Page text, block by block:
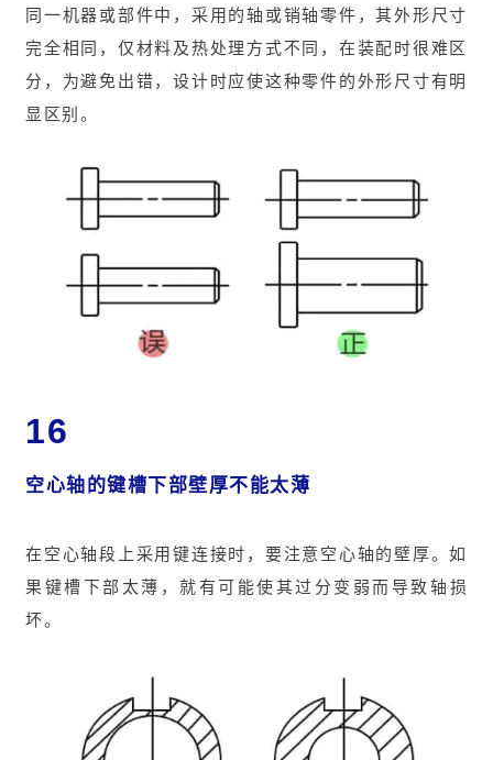
同一机器或部件中，采用的轴或销轴零件，其外形尺寸
完全相同，仅材料及热处理方式不同，在装配时很难区
分，为避免出错，设计时应使这种零件的外形尺寸有明
显区别。
16
空心轴的键槽下部壁厚不能太薄
在空心轴段上采用键连接时，要注意空心轴的壁厚。如
果键槽下部太薄，就有可能使其过分变弱而导致轴损
坏。